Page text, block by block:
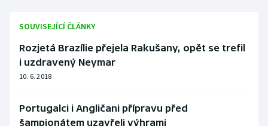
SOUVISEJÍCÍ ČLÁNKY
Rozjetá Brazílie přejela Rakušany, opět se trefil
i uzdravený Neymar
10. 6. 2018
Portugalci i Angličani přípravu před
šampionátem uzavřeli výhrami